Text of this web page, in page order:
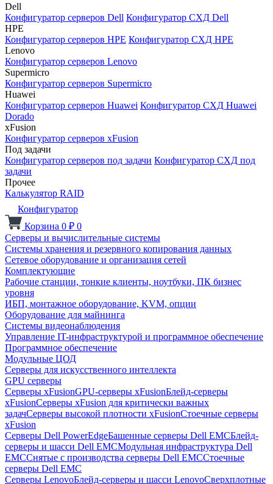
Dell
Конфигуратор серверов Dell Конфигуратор СХД Dell
HPE
Конфигуратор серверов HPE Конфигуратор СХД HPE
Lenovo
Конфигуратор серверов Lenovo
Supermicro
Конфигуратор серверов Supermicro
Huawei
Конфигуратор серверов Huawei Конфигуратор СХД Huawei
Dorado
xFusion
Конфигуратор серверов xFusion
Под задачи
Конфигуратор серверов под задачи Конфигуратор СХД под
задачи
Прочее
Калькулятор RAID
Конфигуратор
Корзина 0 ₽ 0
Серверы и вычислительные системы
Системы хранения и резервного копирования данных
Сетевое оборудование и организация сетей
Комплектующие
Рабочие станции, тонкие клиенты, ноутбуки, ПК бизнес
уровня
ИБП, монтажное оборудование, KVM, опции
Оборудование для майнинга
Системы видеонаблюдения
Управление IT-инфраструктурой и программное обеспечение
Программное обеспечение
Модульные ЦОД
Серверы для искусственного интеллекта
GPU серверы
Серверы xFusionGPU-серверы xFusionБлейд-серверы
xFusionСерверы xFusion для критически важных
задачСерверы высокой плотности xFusionСтоечные серверы
xFusion
Серверы Dell PowerEdgeБашенные серверы Dell EMCБлейд-
серверы и шасси Dell EMCМодульная инфраструктура Dell
EMCСнятые с производства серверы Dell EMCСтоечные
серверы Dell EMC
Серверы LenovoБлейд-серверы и шасси LenovoСверхплотные